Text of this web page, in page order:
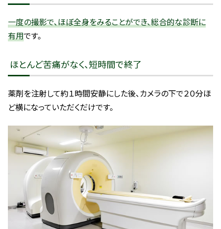
一度の撮影で、ほぼ全身をみることができ、総合的な診断に
有用です。
ほとんど苦痛がなく、短時間で終了
薬剤を注射して約１時間安静にした後、カメラの下で２０分ほ
ど横になっていただくだけです。